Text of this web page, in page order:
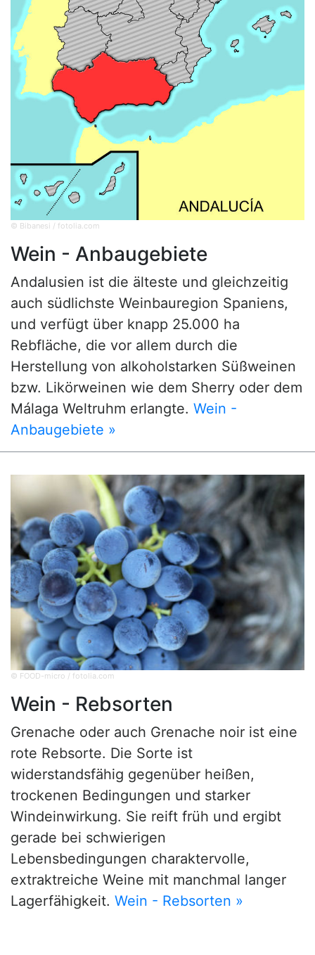
© Bibanesi / fotolia.com
Wein - Anbaugebiete
Andalusien ist die älteste und gleichzeitig
auch südlichste Weinbauregion Spaniens,
und verfügt über knapp 25.000 ha
Rebfläche, die vor allem durch die
Herstellung von alkoholstarken Süßweinen
bzw. Likörweinen wie dem Sherry oder dem
Málaga Weltruhm erlangte. Wein -
Anbaugebiete »
© FOOD-micro / fotolia.com
Wein - Rebsorten
Grenache oder auch Grenache noir ist eine
rote Rebsorte. Die Sorte ist
widerstandsfähig gegenüber heißen,
trockenen Bedingungen und starker
Windeinwirkung. Sie reift früh und ergibt
gerade bei schwierigen
Lebensbedingungen charaktervolle,
extraktreiche Weine mit manchmal langer
Lagerfähigkeit. Wein - Rebsorten »